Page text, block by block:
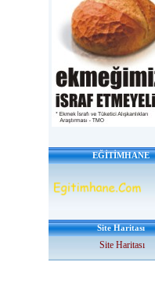
EĞİTİMHANE
Site Haritası
Site Haritası